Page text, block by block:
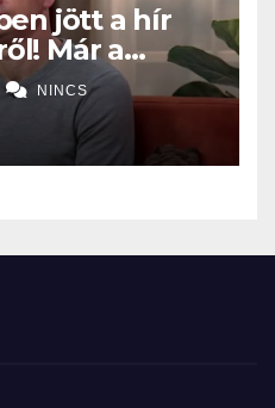
jött a hír
Már a
az ügye,
NINCS